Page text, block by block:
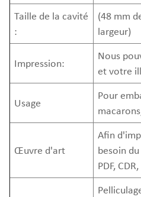
Taille de la cavité
:
(48 mm
largeur)
Impression:
Nous
et votre
Usage
Pour
Œuvre d'art
Afin
besoin
PDF,